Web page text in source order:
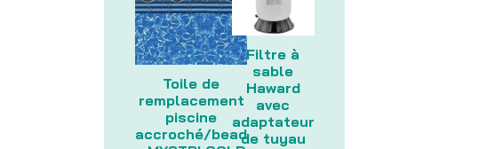
Toile de
remplacement
piscine
accroché/bead
Filtre à
sable
Haward
avec
adaptateur
de tuyau